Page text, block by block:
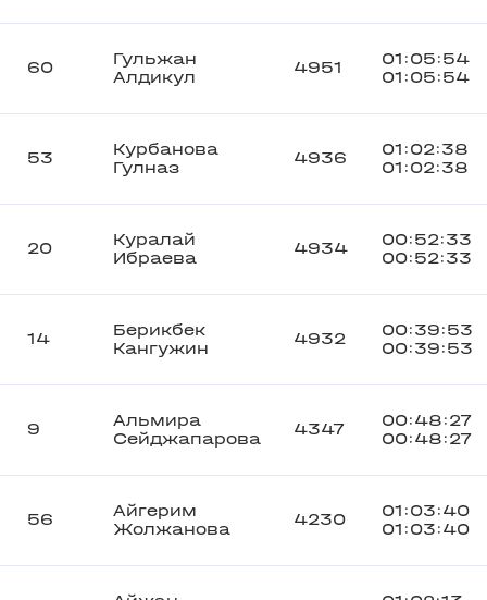
60
Гульжан
Алдикул
4951
01:05:54
01:05:54
53
Курбанова
Гулназ
4936
01:02:38
01:02:38
20
Куралай
Ибраева
4934
00:52:33
00:52:33
14
Берикбек
Кангужин
4932
00:39:53
00:39:53
9
Альмира
Сейджапарова
4347
00:48:27
00:48:27
56
Айгерим
Жолжанова
4230
01:03:40
01:03:40